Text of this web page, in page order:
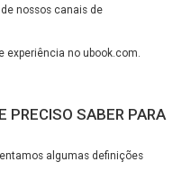
nossos canais de
experiência no ubook.com.
PRECISO SABER PARA
algumas definições